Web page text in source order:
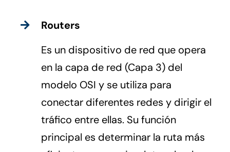
Routers
Es un dispositivo de red que opera
en la capa de red (Capa 3) del
modelo OSI y se utiliza para
conectar diferentes redes y dirigir el
tráfico entre ellas. Su función
principal es determinar la ruta más